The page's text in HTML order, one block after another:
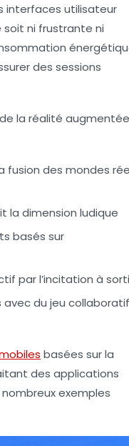
interfaces utilisateur
soit ni frustrante ni
des sessions
la réalité augmentée
fusion des mondes
la dimension ludique
basés sur
par l’incitation à
avec du jeu collaboratif
basées sur la
des applications
exemples